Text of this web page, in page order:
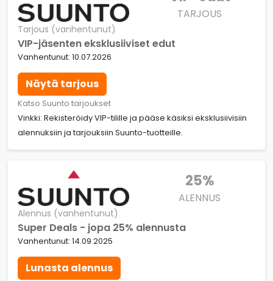
TARJOUS
Tarjous (vanhentunut)
VIP-jäsenten eksklusiiviset edut
Vanhentunut: 10.07.2026
Näytä tarjous
Katso Suunto tarjoukset
Vinkki: Rekisteröidy VIP-tilille ja pääse käsiksi eksklusiivisiin
alennuksiin ja tarjouksiin Suunto-tuotteille.
25%
ALENNUS
Alennus (vanhentunut)
Super Deals - jopa 25% alennusta
Vanhentunut: 14.09.2025
Lunasta alennus